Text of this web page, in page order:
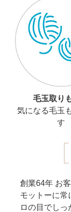
毛玉取り
気になる毛玉
す
創業64年 お
モットーに常
ロの目でしっ